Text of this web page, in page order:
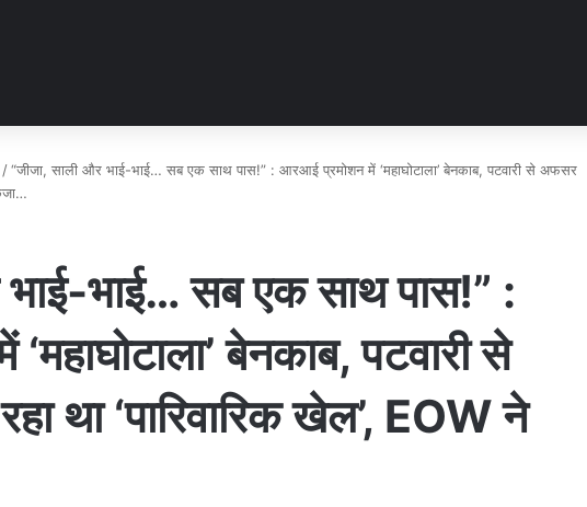
/“जीजा, साली और भाई-भाई… सब एक साथ पास!” : आरआई प्रमोशन में ‘महाघोटाला’ बेनकाब, पटवारी से अफसर
भाई-भाई… सब एक साथ पास!” :
बेनकाब, पटवारी से
था ‘पारिवारिक खेल’, EOW ने